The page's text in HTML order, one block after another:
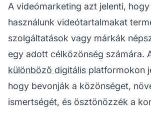
A videómarketing azt jelenti,
használunk videótartalmakat
szolgáltatások vagy márkák
egy adott célközönség számára.
különböző digitális platformokon
hogy bevonják a közönséget,
ismertségét, és ösztönözzék a